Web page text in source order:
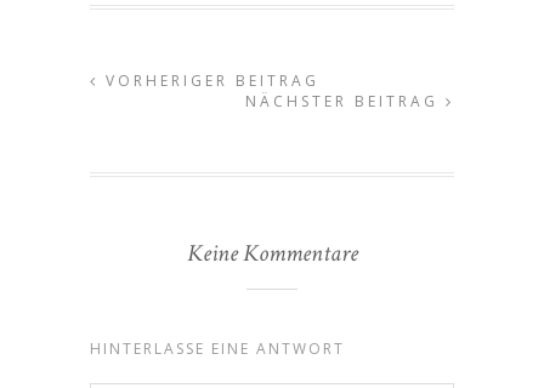
VORHERIGER BEITRAG
NÄCHSTER BEITRAG
Keine Kommentare
HINTERLASSE EINE ANTWORT